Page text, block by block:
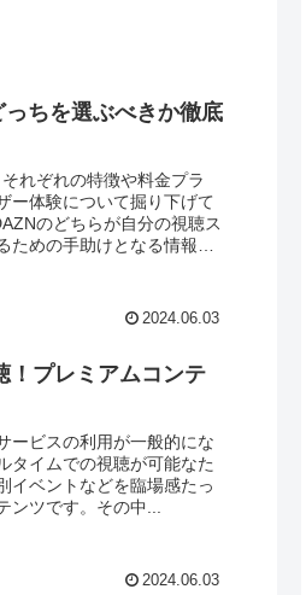
ちを選ぶべきか徹底
れぞれの特徴や料金プラ
ー体験について掘り下げて
のどちらが自分の視聴ス
めの手助けとなる情報を
2024.06.03
！プレミアムコンテ
ービスの利用が一般的にな
タイムでの視聴が可能なた
イベントなどを臨場感たっ
ツです。その中...
2024.06.03